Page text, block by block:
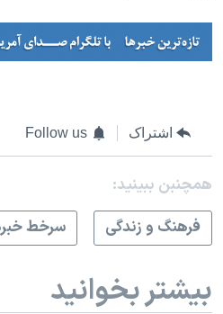
اشتراک Follow us
همچنبن ببینید:
فرهنگ و زندگی
سرخط
بیشتر بخوانید